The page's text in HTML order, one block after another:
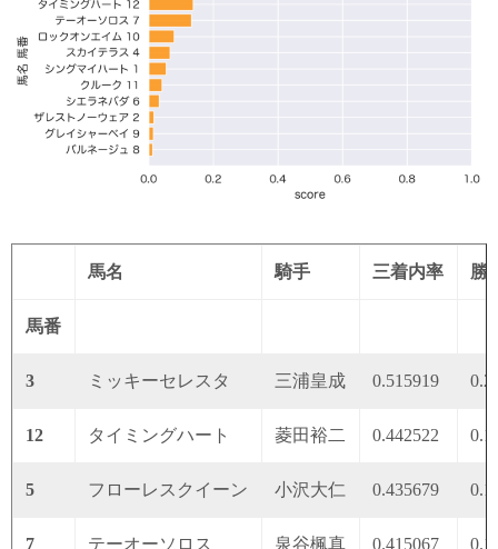
馬名 騎手 三着内率 勝
馬番
3 ミッキーセレスタ 三浦皇成 0.515919
12 タイミングハート 菱田裕二 0.442522
5 フローレスクイーン 小沢大仁 0.435679
7 テーオーソロス 泉谷楓真 0.415067